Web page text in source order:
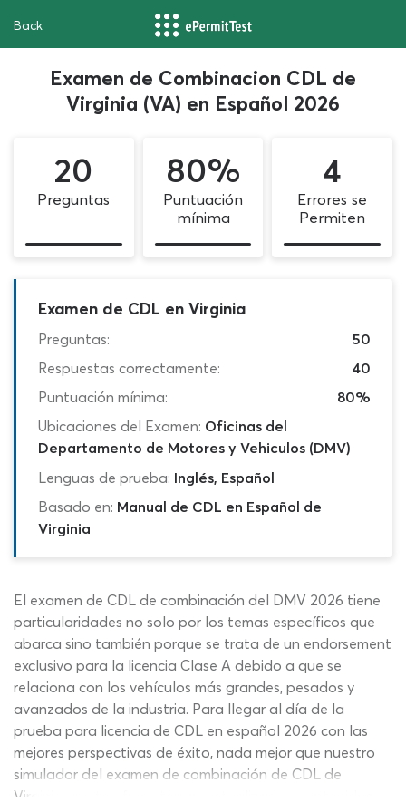
Back
Examen de Combinacion CDL de
Virginia (VA) en Español 2026
20
Preguntas
80%
Puntuación
mínima
4
Errores se
Permiten
Examen de CDL en Virginia
Preguntas:
50
Respuestas correctamente:
40
Puntuación mínima:
80%
Ubicaciones del Examen: Oficinas del
Departamento de Motores y Vehiculos (DMV)
Lenguas de prueba: Inglés, Español
Basado en: Manual de CDL en Español de
Virginia
El examen de CDL de combinación del DMV 2026 tiene
particularidades no solo por los temas específicos que
abarca sino también porque se trata de un endorsement
exclusivo para la licencia Clase A debido a que se
relaciona con los vehículos más grandes, pesados y
avanzados de la industria. Para llegar al día de la
prueba para licencia de CDL en español 2026 con las
mejores perspectivas de éxito, nada mejor que nuestro
simulador del examen de combinación de CDL de
Virginia que te ofrece temas actualizados, contenidos